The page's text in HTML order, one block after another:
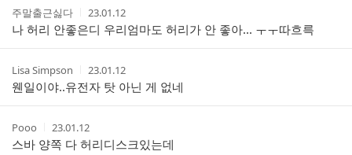
작
성
자
주말출근싫다
작
성
시
간
23.01.12
나 허리 안좋은디 우리엄마도 허리가 안 좋아... ㅜㅜ따흐륵
작
성
자
Lisa Simpson
작
성
시
간
23.01.12
웬일이야..유전자 탓 아닌 게 없네
작
성
자
Pooo
작
성
시
23.01.12
스바 양쪽 다 허리디스크있는데